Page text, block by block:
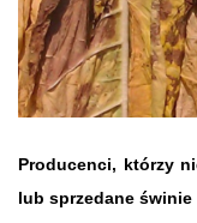
Producenci, którzy
lub sprzedane